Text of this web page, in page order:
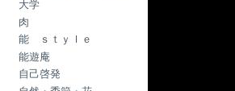
大学
肉
能 ｓｔｙｌｅ
能遊庵
自己啓発